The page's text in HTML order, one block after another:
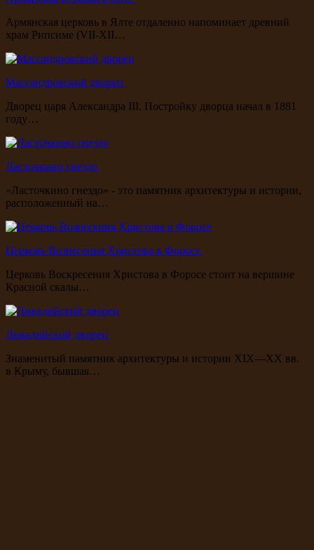
Армянская церковь в Ялте отдаленно напоминает древний
храм Рипсиме (VII-XII…
Массандровский дворец
Дворец царя Александра III. Постройку дворца начал в 1881
году…
Ласточкино гнездо
«Ласточкино гнездо» - это памятник архитектуры и истории,
расположенный на…
Церковь Вознесения Христова в Форосе
Церковь Воскресения Христова в Форосе стоит на вершине
Красной скалы…
Ливадийский дворец
Знаменитый памятник архитектуры и истории XIX—XX вв.
в Крыму, бывшая…